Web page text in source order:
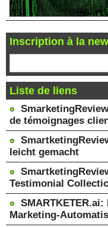
Inscription à la
Liste de liens
de témoignages
leicht gemacht
Testimonial
Marketing-